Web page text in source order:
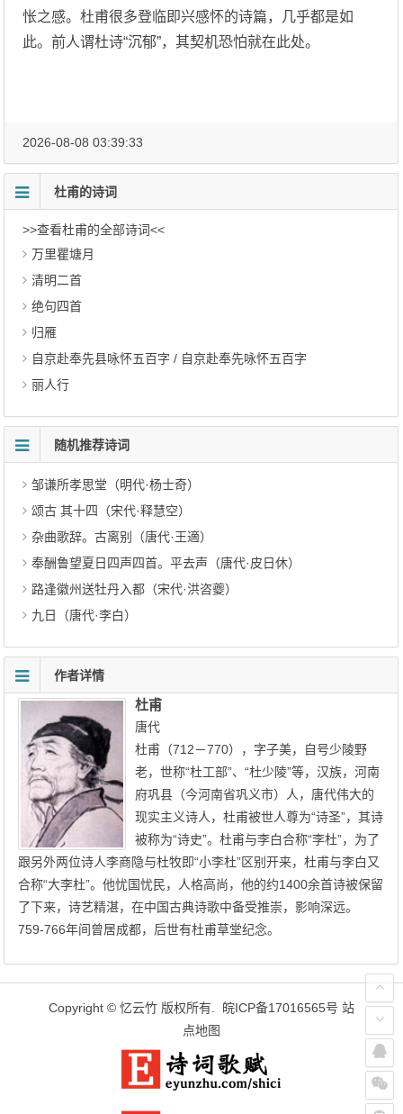
怅之感。杜甫很多登临即兴感怀的诗篇，几乎都是如
此。前人谓杜诗“沉郁”，其契机恐怕就在此处。
2026-08-08 03:39:33
杜甫的诗词
>>查看杜甫的全部诗词<<
万里瞿塘月
清明二首
绝句四首
归雁
自京赴奉先县咏怀五百字 / 自京赴奉先咏怀五百字
丽人行
随机推荐诗词
邹谦所孝思堂（明代·杨士奇）
颂古 其十四（宋代·释慧空）
杂曲歌辞。古离别（唐代·王適）
奉酬鲁望夏日四声四首。平去声（唐代·皮日休）
路逢徽州送牡丹入都（宋代·洪咨夔）
九日（唐代·李白）
作者详情
杜甫
唐代
杜甫（712－770），字子美，自号少陵野
老，世称“杜工部”、“杜少陵”等，汉族，河南
府巩县（今河南省巩义市）人，唐代伟大的
现实主义诗人，杜甫被世人尊为“诗圣”，其诗
被称为“诗史”。杜甫与李白合称“李杜”，为了
跟另外两位诗人李商隐与杜牧即“小李杜”区别开来，杜甫与李白又
合称“大李杜”。他忧国忧民，人格高尚，他的约1400余首诗被保留
了下来，诗艺精湛，在中国古典诗歌中备受推崇，影响深远。
759-766年间曾居成都，后世有杜甫草堂纪念。
Copyright © 忆云竹 版权所有. 皖ICP备17016565号 站
点地图